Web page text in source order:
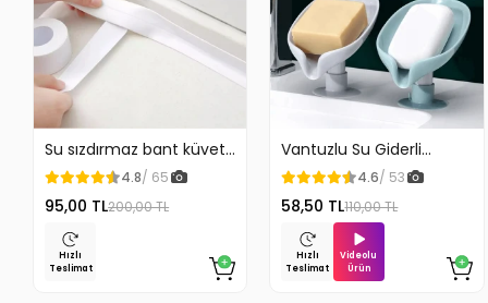
Su sızdırmaz bant küvet
Tezgah tamir bandı
4.8/ 65
95,00 TL200,00 TL
Hızlı
Teslimat
Vantuzlu Su Giderli
Sabunluk Kaymaz
4.6/ 53
58,50 TL110,00 TL
Hızlı
Teslimat
Videolu
Ürün